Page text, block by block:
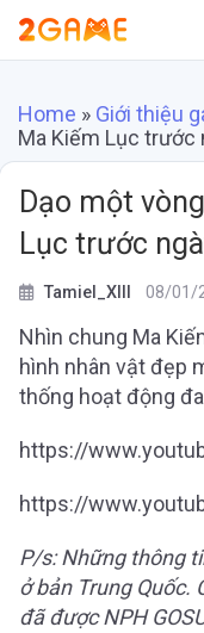
Home » Giới thiệu
Ma Kiếm Lục trước
Dạo một
Lục trước
Tamiel_XIII 08/01/
Nhìn chung Ma
hình nhân vật đẹp
thống hoạt động
https://
https://
P/s: Những thông
ở bản Trung Quốc.
đã được NPH